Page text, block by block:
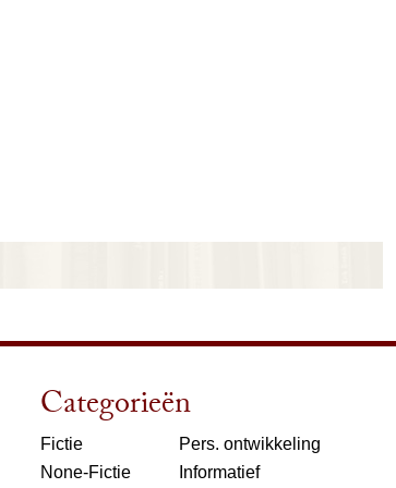
Categorieën
Fictie
None-Fictie
Pers. ontwikkeling
Informatief